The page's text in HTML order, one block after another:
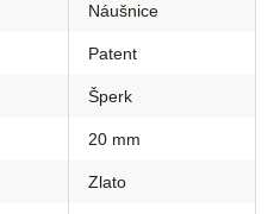
Náušnice
Patent
Šperk
20 mm
Zlato